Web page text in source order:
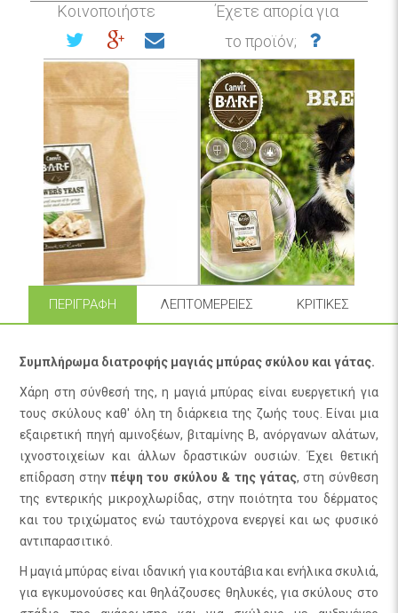
Κοινοποιήστε
Έχετε απορία για
το προϊόν;
ΠΕΡΙΓΡΑΦΉ ΛΕΠΤΟΜΈΡΕΙΕΣ ΚΡΙΤΙΚΈΣ
Συμπλήρωμα διατροφής μαγιάς μπύρας σκύλου και γάτας.
Χάρη στη σύνθεσή της, η μαγιά μπύρας είναι ευεργετική για
τους σκύλους καθ' όλη τη διάρκεια της ζωής τους. Είναι μια
εξαιρετική πηγή αμινοξέων, βιταμίνης Β, ανόργανων αλάτων,
ιχνοστοιχείων και άλλων δραστικών ουσιών. Έχει θετική
επίδραση στηνπέψη του σκύλου & της γάτας, στη σύνθεση
της εντερικής μικροχλωρίδας, στην ποιότητα του δέρματος
και του τριχώματος ενώ ταυτόχρονα ενεργεί και ως φυσικό
αντιπαρασιτικό.
Η μαγιά μπύρας είναι ιδανική για κουτάβια και ενήλικα σκυλιά,
για εγκυμονούσες και θηλάζουσες θηλυκές, για σκύλους στο